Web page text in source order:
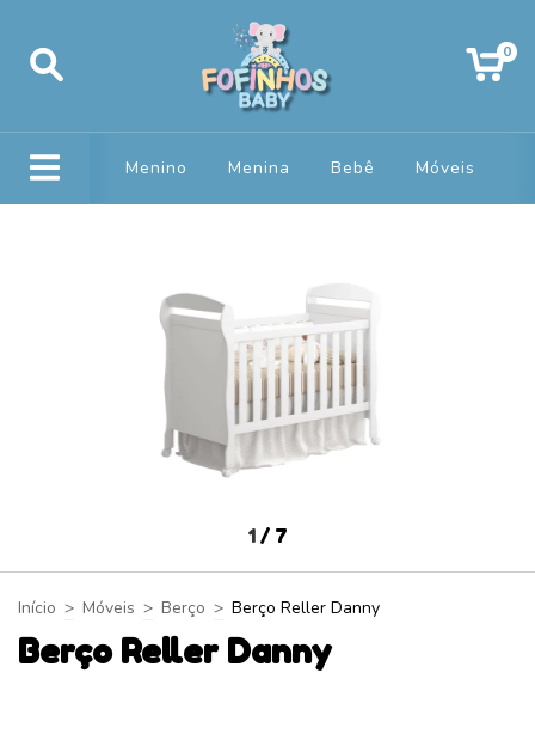
0
Menino Menina Bebê Móveis
1 / 7
Início > Móveis > Berço > Berço Reller Danny
Berço Reller Danny